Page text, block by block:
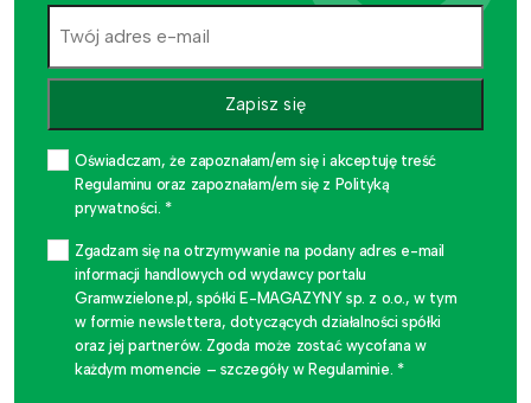
Zapisz się
Oświadczam, że zapoznałam/em się i akceptuję treść
Regulaminu oraz zapoznałam/em się z Polityką
prywatności. *
Zgadzam się na otrzymywanie na podany adres e-mail
informacji handlowych od wydawcy portalu
Gramwzielone.pl, spółki E-MAGAZYNY sp. z o.o., w tym
w formie newslettera, dotyczących działalności spółki
oraz jej partnerów. Zgoda może zostać wycofana w
każdym momencie – szczegóły w Regulaminie. *